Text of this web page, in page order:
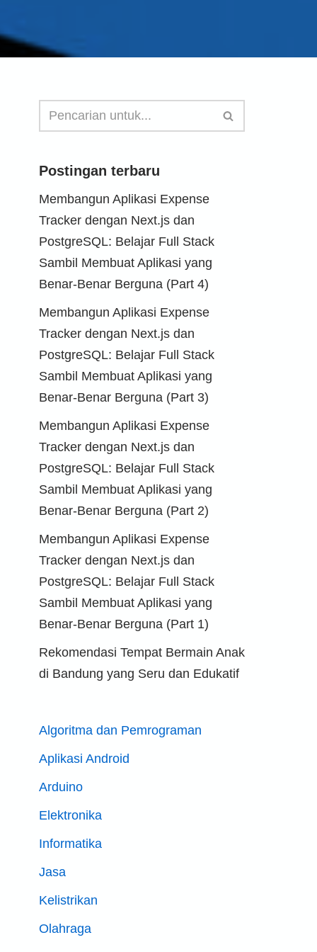
Postingan terbaru
Membangun Aplikasi Expense
Tracker dengan Next.js dan
PostgreSQL: Belajar Full Stack
Sambil Membuat Aplikasi yang
Benar-Benar Berguna (Part 4)
Membangun Aplikasi Expense
Tracker dengan Next.js dan
PostgreSQL: Belajar Full Stack
Sambil Membuat Aplikasi yang
Benar-Benar Berguna (Part 3)
Membangun Aplikasi Expense
Tracker dengan Next.js dan
PostgreSQL: Belajar Full Stack
Sambil Membuat Aplikasi yang
Benar-Benar Berguna (Part 2)
Membangun Aplikasi Expense
Tracker dengan Next.js dan
PostgreSQL: Belajar Full Stack
Sambil Membuat Aplikasi yang
Benar-Benar Berguna (Part 1)
Rekomendasi Tempat Bermain Anak
di Bandung yang Seru dan Edukatif
Algoritma dan Pemrograman
Aplikasi Android
Arduino
Elektronika
Informatika
Jasa
Kelistrikan
Olahraga